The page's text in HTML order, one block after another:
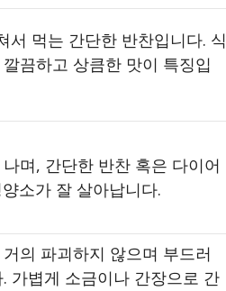
서 먹는 간단한 반찬입니다. 식
끔하고 상큼한 맛이 특징입
며, 간단한 반찬 혹은 다이어
소가 잘 살아납니다.
의 파괴하지 않으며 부드러
가볍게 소금이나 간장으로 간